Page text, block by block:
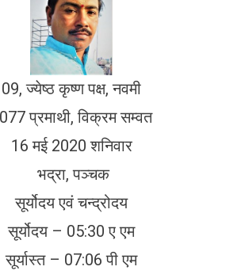
09, ज्येष्ठ कृष्ण पक्ष, नवमी
प्रमाथी, विक्रम सम्वत
16 मई 2020 शनिवार
भद्रा, पञ्चक
सूर्योदय एवं चन्द्रोदय
सूर्योदय – 05:30 ए एम
सूर्यास्त – 07:06 पी एम